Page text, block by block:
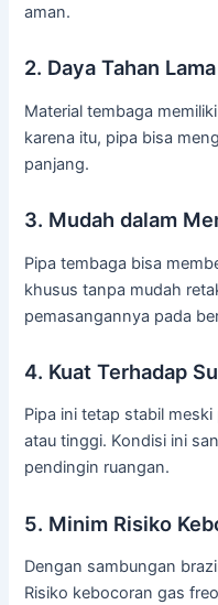
aman.
2. Daya Tahan Lama
Material tembaga
karena itu, pipa bisa
panjang.
3. Mudah dalam
Pipa tembaga bisa
khusus tanpa mudah
pemasangannya pada
4. Kuat Terhadap
Pipa ini tetap stabil
atau tinggi. Kondisi ini
pendingin ruangan.
5. Minim Risiko
Dengan sambungan
Risiko kebocoran gas